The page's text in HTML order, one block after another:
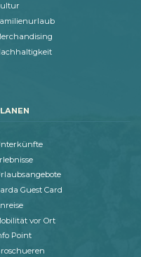
Guest Card
vor Ort
Point